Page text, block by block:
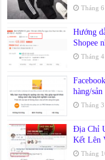
Tháng
Hướng
Shopee
Tháng
hàng/sản
Tháng
Địa Chỉ
Kết Lên
Tháng